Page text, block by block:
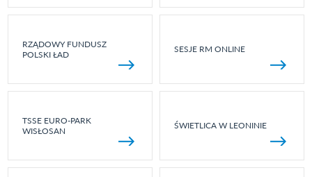
RZĄDOWY FUNDUSZ
POLSKI ŁAD
SESJE RM ONLINE
TSSE EURO-PARK
WISŁOSAN
ŚWIETLICA W LEONINIE